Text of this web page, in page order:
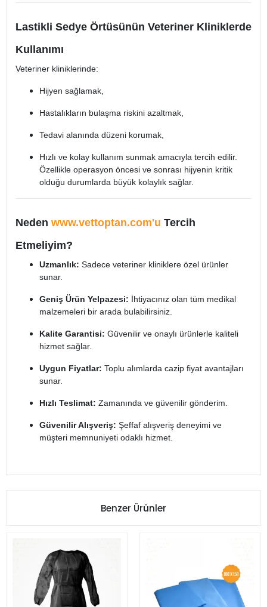
Lastikli Sedye Örtüsünün Veteriner Kliniklerde
Kullanımı
Veteriner kliniklerinde:
Hijyen sağlamak,
Hastalıkların bulaşma riskini azaltmak,
Tedavi alanında düzeni korumak,
Hızlı ve kolay kullanım sunmak amacıyla tercih edilir.
Özellikle operasyon öncesi ve sonrası hijyenin kritik
olduğu durumlarda büyük kolaylık sağlar.
Neden www.vettoptan.com'u Tercih
Etmeliyim?
Uzmanlık: Sadece veteriner kliniklere özel ürünler
sunar.
Geniş Ürün Yelpazesi: İhtiyacınız olan tüm medikal
malzemeleri bir arada bulabilirsiniz.
Kalite Garantisi: Güvenilir ve onaylı ürünlerle kaliteli
hizmet sağlar.
Uygun Fiyatlar: Toplu alımlarda cazip fiyat avantajları
sunar.
Hızlı Teslimat: Zamanında ve güvenilir gönderim.
Güvenilir Alışveriş: Şeffaf alışveriş deneyimi ve
müşteri memnuniyeti odaklı hizmet.
Benzer Ürünler